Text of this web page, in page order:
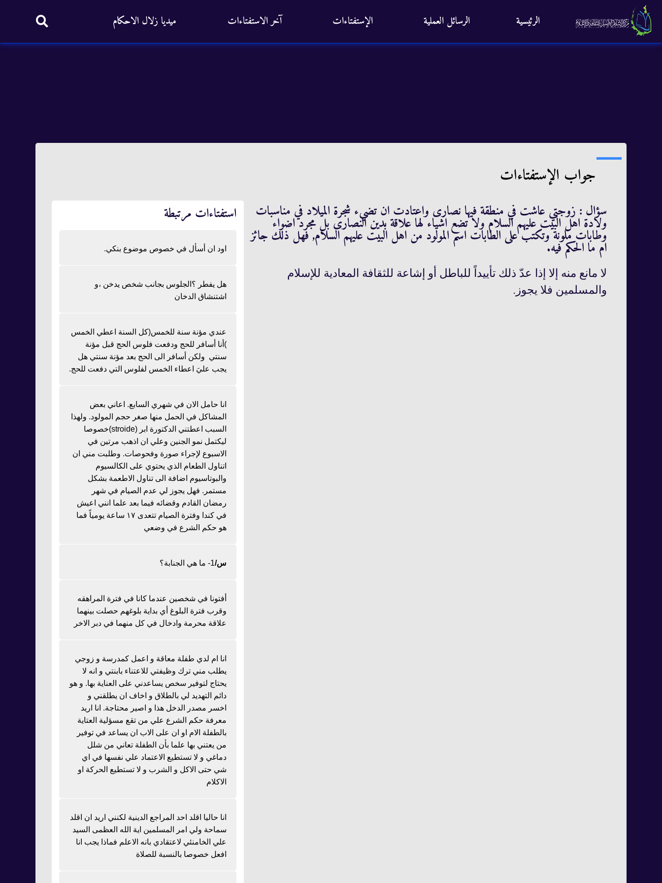
الرئيسية الرسائل العملية الإستفتاءات آخر الاستفتاءات ميديا زلال الاحكام
جواب الإستفتاءات
سؤال : زوجتي عاشت في منطقة فيها نصارى واعتادت ان تضيء شجرة الميلاد في مناسبات
ولادة اهل البيت عليهم السلام ولا تضع اشياء لها علاقة بدين النصارى بل مجرد اضواء
وطابات ملونة وتكتب على الطابات اسم المولود من اهل البيت عليهم السلام, فهل ذلك جائز
ام ما الحكم فيه.
لا مانع منه إلا إذا عدّ ذلك تأييداً للباطل أو إشاعة للثقافة المعادية للإسلام
والمسلمين فلا يجوز.
استفتاءات مرتبطة
اود ان أسأل في خصوص موضوع بنكي.
هل يفطر ؟الجلوس بجانب شخص يدخن ،و
اشتنشاق الدخان
عندي مؤنة سنة للخمس(كل السنة اعطي الخمس
)أنا أسافر للحج ودفعت فلوس الحج قبل مؤنة
سنتي ولكن أسافر الى الحج بعد مؤنة سنتي هل
يجب عليَ اعطاء الخمس لفلوس التي دفعت للحج.
انا حامل الان في شهري السابع. اعاني بعض
المشاكل في الحمل منها صغر حجم المولود. ولهذا
السبب اعطتني الدكتورة ابر (stroide)خصوصا
ليكتمل نمو الجنين وعلي ان اذهب مرتين في
الاسبوع لإجراء صورة وفحوصات. وطلبت مني ان
اتناول الطعام الذي يحتوي على الكالسيوم
والبوتاسيوم اضافة الى تناول الاطعمة بشكل
مستمر. فهل يجوز لي عدم الصيام في شهر
رمضان القادم وقضائه فيما بعد علما انني اعيش
في كندا وفترة الصيام تتعدى ١٧ ساعة يومياً فما
هو حكم الشرع في وضعي
س/1- ما هي الجنابة؟
أفتونا في شخصين عندما كانا في فترة المراهقه
وقرب فترة البلوغ أي بداية بلوغهم حصلت بينهما
علاقة محرمة وادخال في كل منهما في دبر الاخر
انا ام لدي طفلة معاقة و اعمل كمدرسة و زوجي
يطلب مني ترك وظيفتي للاعتناء بابنتي و انه لا
يحتاج لتوفير سخص يساعدني على العناية بها. و هو
دائم التهديد لي بالطلاق و اخاف ان يطلقني و
اخسر مصدر الدخل هذا و اصير محتاجة. انا اريد
معرفة حكم الشرع علي من تقع مسؤلية العتاية
بالطفلة الام او ان على الاب ان يساعد في توفير
من يعتني بها علما بأن الطفلة تعاني من شلل
دماغي و لا تستطيع الاعتماد علي نفسها في اي
شي حتى الاكل و الشرب و لا تستطيع الحركة او
الاكلام
انا حاليا اقلد احد المراجع الدينية لكنني اريد ان اقلد
سماحة ولي امر المسلمين اية الله العظمى السيد
علي الخامنئي لاعتقادي بانه الاعلم فماذا يجب انا
افعل خصوصا بالنسبة للصلاة